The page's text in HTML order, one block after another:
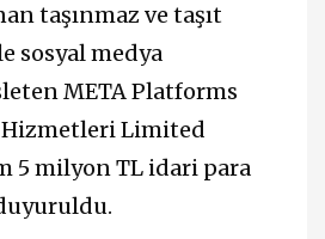
taşınmaz ve taşıt
sosyal medya
META Platforms
Limited
5 milyon TL idari para